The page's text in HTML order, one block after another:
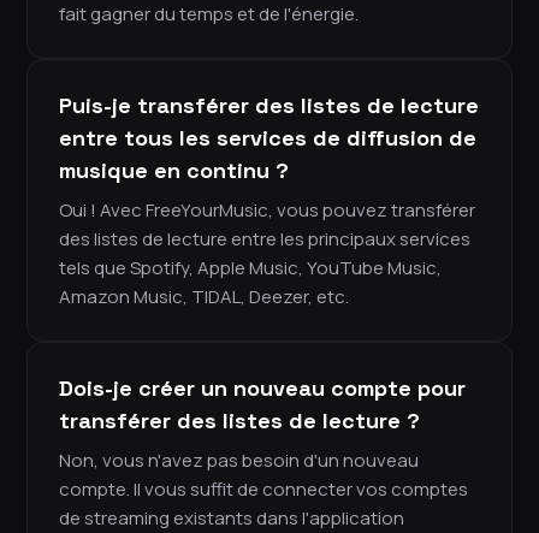
fait gagner du temps et de l'énergie.
Puis-je transférer des listes de lecture
entre tous les services de diffusion de
musique en continu ?
Oui ! Avec FreeYourMusic, vous pouvez transférer
des listes de lecture entre les principaux services
tels que Spotify, Apple Music, YouTube Music,
Amazon Music, TIDAL, Deezer, etc.
Dois-je créer un nouveau compte pour
transférer des listes de lecture ?
Non, vous n'avez pas besoin d'un nouveau
compte. Il vous suffit de connecter vos comptes
de streaming existants dans l'application